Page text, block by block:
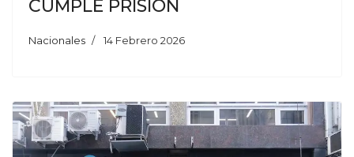
CUMPLE PRISIÓN
Nacionales 14 Febrero 2026